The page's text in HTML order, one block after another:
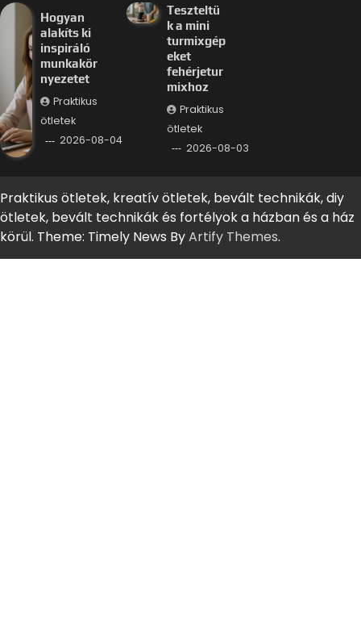
Hogyan
alakíts ki
inspiráló
munkakör
nyezetet
Praktikus
ötletek
2026-08-04
Teszteltü
k a mini
turmixgép
eket
fehérjetur
mixhoz
Praktikus
ötletek
2026-08-03
Praktikus ötletek, kreatív ötletek, bevált technikák, diy
ötletek, bevált technikák és fortélyok a házban és a ház
körül. Theme: Timely News ByArtify Themes.